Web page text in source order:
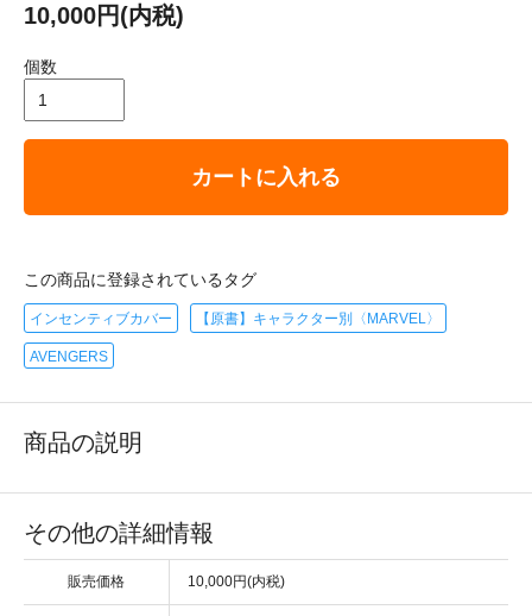
10,000円(内税)
個数
カートに入れる
この商品に登録されているタグ
インセンティブカバー 【原書】キャラクター別〈MARVEL〉
AVENGERS
商品の説明
その他の詳細情報
販売価格 10,000円(内税)